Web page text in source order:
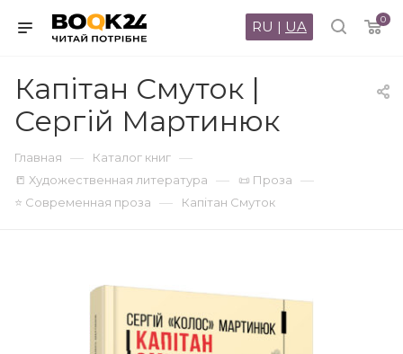
0
RU | UA
Капітан Смуток |
Сергій Мартинюк
Главная — Каталог книг —
📒 Художественная литература — 📜 Проза —
⭐ Современная проза — Капітан Смуток